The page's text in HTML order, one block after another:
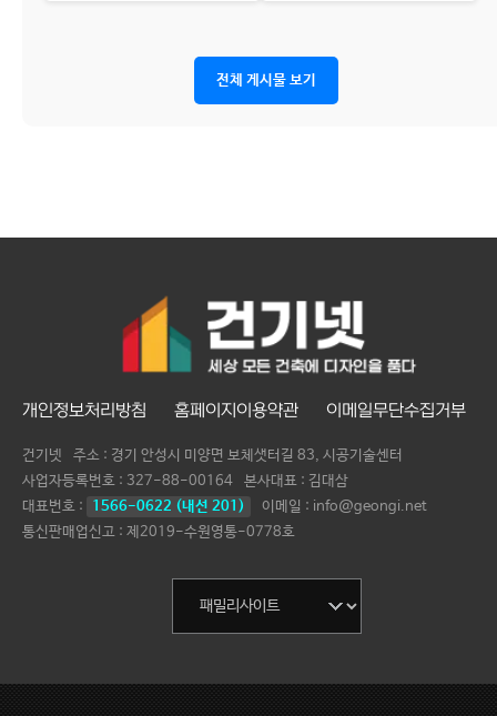
전체 게시물 보기
개인정보처리방침 홈페이지이용약관 이메일무단수집거부
건기넷
주소 : 경기 안성시 미양면 보체샛터길 83, 시공기술센터
사업자등록번호 : 327-88-00164 본사대표 : 김대삼
대표번호 :
1566-0622 (내선 201)
이메일 : info@geongi.net
통신판매업신고 : 제2019-수원영통-0778호